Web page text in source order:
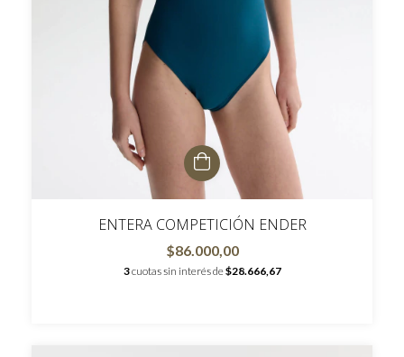
ENTERA COMPETICIÓN ENDER
$86.000,00
3cuotas sin interés de$28.666,67